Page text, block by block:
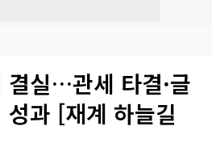
결실…관세 타결·글
성과 [재계 하늘길